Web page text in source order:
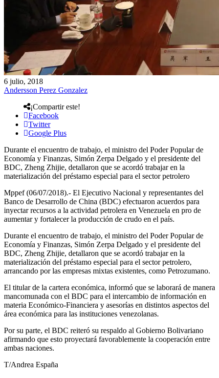
6 julio, 2018
Andersson Perez Gonzalez
¡Compartir este!
Facebook
Twitter
Google Plus
Durante el encuentro de trabajo, el ministro del Poder Popular de
Economía y Finanzas, Simón Zerpa Delgado y el presidente del
BDC, Zheng Zhijie, detallaron que se acordó trabajar en la
materialización del préstamo especial para el sector petrolero
Mppef (06/07/2018).- El Ejecutivo Nacional y representantes del
Banco de Desarrollo de China (BDC) efectuaron acuerdos para
inyectar recursos a la actividad petrolera en Venezuela en pro de
aumentar y fortalecer la producción de crudo en el país.
Durante el encuentro de trabajo, el ministro del Poder Popular de
Economía y Finanzas, Simón Zerpa Delgado y el presidente del
BDC, Zheng Zhijie, detallaron que se acordó trabajar en la
materialización del préstamo especial para el sector petrolero,
arrancando por las empresas mixtas existentes, como Petrozumano.
El titular de la cartera económica, informó que se laborará de manera
mancomunada con el BDC para el intercambio de información en
materia Económico-Financiera y asesorías en distintos aspectos del
área económica para las instituciones venezolanas.
Por su parte, el BDC reiteró su respaldo al Gobierno Bolivariano
afirmando que esto proyectará favorablemente la cooperación entre
ambas naciones.
T/Andrea España